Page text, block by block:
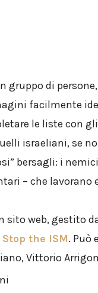
gruppo di
facilmente
le liste con
israeliani, se
bersagli: i
– che lavorano
sito web, gestito
Stop the ISM. Può
Vittorio